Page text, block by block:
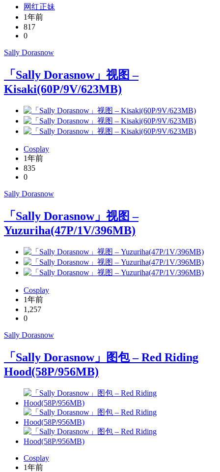
网红正妹
1年前
817
0
Sally Dorasnow
「Sally Dorasnow」视图 –
Kisaki(60P/9V/623MB)
Cosplay
1年前
835
0
Sally Dorasnow
「Sally Dorasnow」视图 –
Yuzuriha(47P/1V/396MB)
Cosplay
1年前
1,257
0
Sally Dorasnow
「Sally Dorasnow」图包 – Red Riding
Hood(58P/956MB)
Cosplay
1年前